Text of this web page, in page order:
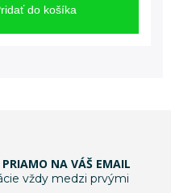
do košíka
PRIAMO NA VÁŠ EMAIL
vždy medzi prvými